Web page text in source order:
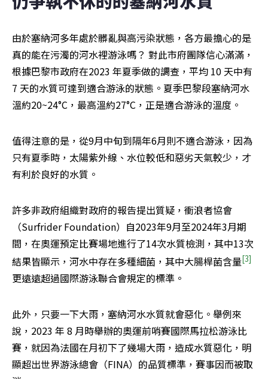
由於塞納河多年處於髒亂與高污染狀態，各方最擔心的是
真的能在污濁的河水裡游泳嗎？ 對此市府團隊信心滿滿，
根據巴黎市政府在2023 年夏季做的調查，平均 10 天中有
7 天的水質可達到適合游泳的狀態。夏季巴黎段塞納河水
溫約20~24°C，最高溫約27°C，正是適合游泳的溫度。
值得注意的是，從9月中旬到隔年6月則不適合游泳，因為
只有夏季時，太陽紫外線、水位較低和惡劣天氣較少，才
有利於良好的水質。
許多非政府組織對政府的報告提出質疑，衝浪者協會
（Surfrider Foundation）自2023年9月至2024年3月期
間，在奧運預定比賽場地進行了14次水質檢測，其中13次
結果皆顯示，河水中存在多種細菌，其中大腸桿菌含量[3]
更遠遠超過國際游泳聯合會規定的標準。
此外，只要一下大雨，塞納河水水質就會惡化。舉例來
說，2023 年 8 月時舉辦的奧運前哨賽國際馬拉松游泳比
賽，就因為法國在月初下了幾場大雨，造成水質惡化，明
顯超出世界游泳總會（FINA）的品質標準，賽事因而被取